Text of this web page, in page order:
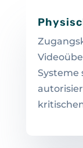
Systeme